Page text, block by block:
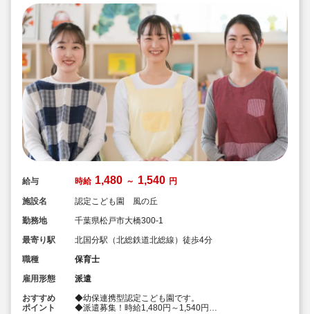
給与 時給 1,480 ～ 1,540 円
施設名
認定こども園 風の丘
勤務地
千葉県松戸市大橋300-1
最寄り駅
北国分駅（北総鉄道北総線）徒歩4分
職種
保育士
雇用形態
派遣
おすすめ
ポイント
◆幼保連携型認定こども園です。
◆派遣募集！時給1,480円～1,540円